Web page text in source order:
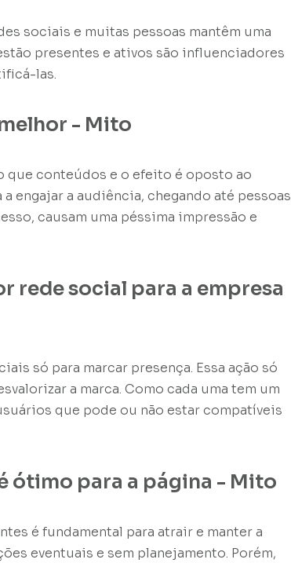
sociais e muitas pessoas mantêm uma
presentes e ativos são influenciadores
las.
- Mito
que conteúdos e o efeito é oposto ao
engajar a audiência, chegando até pessoas
causam uma péssima impressão e
rede social para a empresa
só para marcar presença. Essa ação só
a marca. Como cada uma tem um
que pode ou não estar compatíveis
ótimo para a página - Mito
é fundamental para atrair e manter a
eventuais e sem planejamento. Porém,